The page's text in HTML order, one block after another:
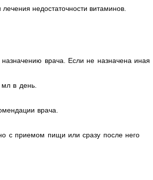
недостаточности витаминов.
врача. Если не назначена иная
в день.
врача.
с приемом пищи или сразу после него